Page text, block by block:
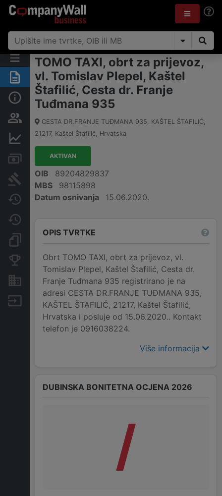
Sažetak
Osnovne informacije
Osobe i vlasništvo
Financijski podaci
Računi i blokade
Sudske objave
Javne nabavke
Promjene
Konkurentske tvrtke
Nekretnine i imovina
Izvoz
TOMO TAXI, obrt za prijevoz,
vl. Tomislav Plepel, Kaštel
Štafilić, Cesta dr. Franje
Tuđmana 935
CESTA DR.FRANJE TUĐMANA 935, KAŠTEL ŠTAFILIĆ,
21217, Kaštel Štafilić, Hrvatska
AKTIVAN
OIB
89204829837
MBS
98115898
Datum osnivanja
15.06.2020.
OPIS TVRTKE
Obrt TOMO TAXI, obrt za prijevoz, vl.
Tomislav Plepel, Kaštel Štafilić, Cesta dr.
Franje Tuđmana 935 registrirano je na
adresi CESTA DR.FRANJE TUĐMANA 935,
KAŠTEL ŠTAFILIĆ, 21217, Kaštel Štafilić,
Hrvatska i posluje od 15.06.2020.. Kontakt
telefon je 0916038224.
Više informacija
DUBINSKA BONITETNA OCJENA 2026
/